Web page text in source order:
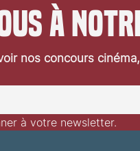
déclinera
à
nos concours
à votre newsletter.